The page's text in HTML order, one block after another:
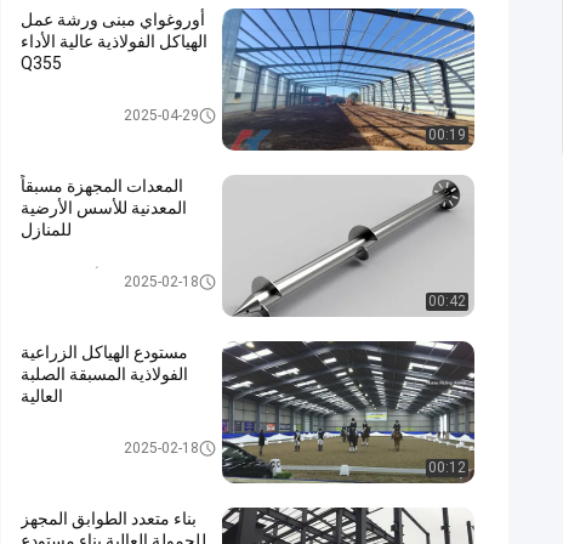
00:19
أوروغواي مبنى ورشة عمل
الهياكل الفولاذية عالية الأداء
Q355
ورشة عمل الهياكل الفولاذية
2025-04-29
00:42
المعدات المجهزة مسبقاً
المعدنية للأسس الأرضية
للمنازل
مرساة الأرض المدارية2025-02-18
00:12
مستودع الهياكل الزراعية
الفولاذية المسبقة الصلبة
العالية
بناء الفولاذ الزراعي2025-02-18
بناء متعدد الطوابق المجهز